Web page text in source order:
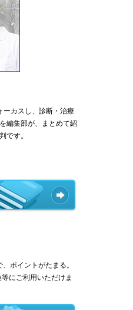
ーカスし、診断・治療
編集部が、まとめて紹
です。
ポイントがたまる。
にご利用いただけま